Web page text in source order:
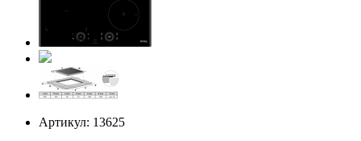
Артикул: 13625